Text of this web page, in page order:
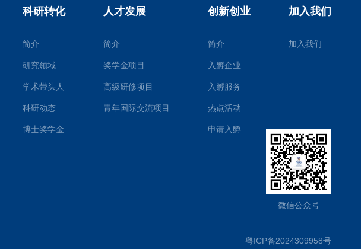
微信公众号
科研转化
简介
研究领域
学术带头人
科研动态
博士奖学金
人才发展
简介
奖学金项目
高级研修项目
青年国际交流项目
创新创业
简介
入孵企业
入孵服务
热点活动
申请入孵
加入我们
加入我们
粤ICP备2024309958号